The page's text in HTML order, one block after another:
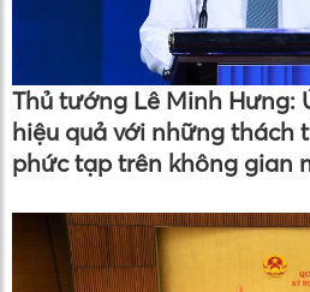
Thủ tướng Lê Minh Hưng:
hiệu quả với những thách
phức tạp trên không gian